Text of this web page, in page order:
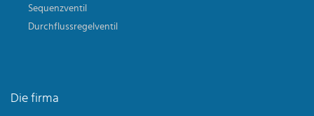
Sequenzventil
Durchflussregelventil
Die firma